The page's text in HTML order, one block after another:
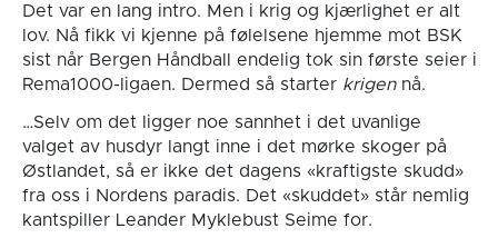
Det var en lang intro. Men i krig og kjærlighet er alt
lov. Nå fikk vi kjenne på følelsene hjemme mot BSK
sist når Bergen Håndball endelig tok sin første seier i
Rema1000-ligaen. Dermed så starter krigennå.
…Selv om det ligger noe sannhet i det uvanlige
valget av husdyr langt inne i det mørke skoger på
Østlandet, så er ikke det dagens «kraftigste skudd»
fra oss i Nordens paradis. Det «skuddet» står nemlig
kantspiller Leander Myklebust Seime for.